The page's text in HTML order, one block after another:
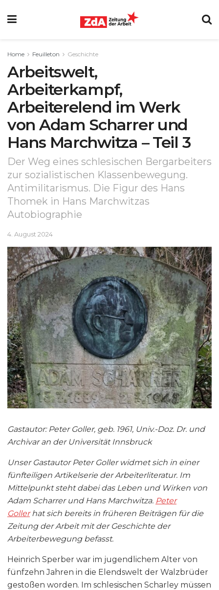
Home Feuilleton Geschichte
Arbeitswelt,
Arbeiterkampf,
Arbeiterelend im Werk
von Adam Scharrer und
Hans Marchwitza – Teil 3
Der Weg eines schlesischen Bergarbeiters
zur sozialistischen Klassenbewegung.
Antimilitarismus. Die Figur des Hans
Thomek in Hans Marchwitzas
Autobiographie
4. August 2024
Gastautor: Peter Goller, geb. 1961, Univ.-Doz. Dr. und
Archivar an der Universität Innsbruck
Unser Gastautor Peter Goller widmet sich in einer
fünfteiligen Artikelserie der Arbeiterliteratur. Im
Mittelpunkt steht dabei das Leben und Wirken von
Adam Scharrer und Hans Marchwitza. Peter
Gollerhat sich bereits in früheren Beiträgen für die
Zeitung der Arbeit mit der Geschichte der
Arbeiterbewegung befasst.
Heinrich Sperber war im jugendlichem Alter von
fünfzehn Jahren in die Elendswelt der Walzbrüder
gestoßen worden. Im schlesischen Scharley müssen